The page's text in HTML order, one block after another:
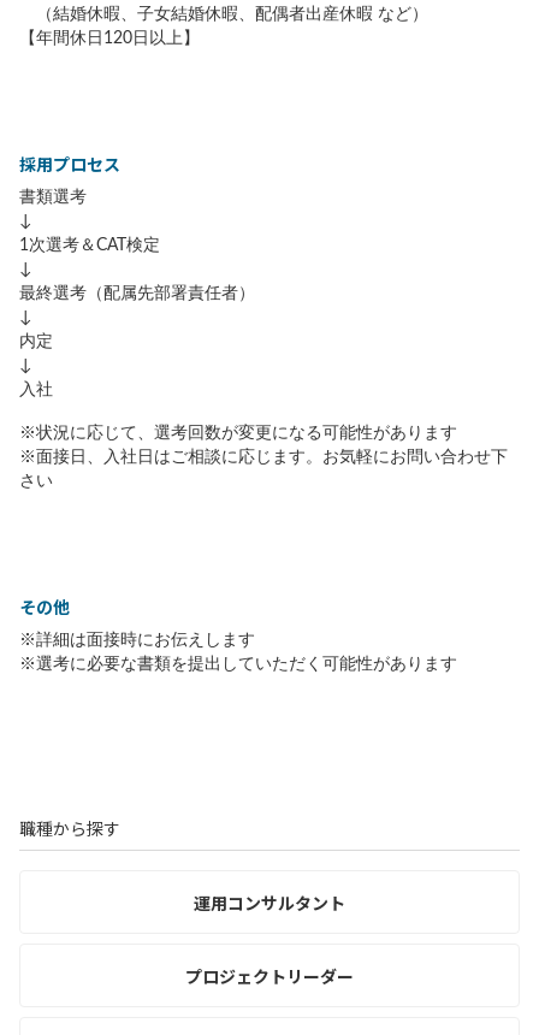
（結婚休暇、子女結婚休暇、配偶者出産休暇 など）
【年間休日120日以上】
採用プロセス
書類選考
↓
1次選考＆CAT検定
↓
最終選考（配属先部署責任者）
↓
内定
↓
入社
※状況に応じて、選考回数が変更になる可能性があります
※面接日、入社日はご相談に応じます。お気軽にお問い合わせ下
さい
その他
※詳細は面接時にお伝えします
※選考に必要な書類を提出していただく可能性があります
職種から探す
運用コンサルタント
プロジェクトリーダー